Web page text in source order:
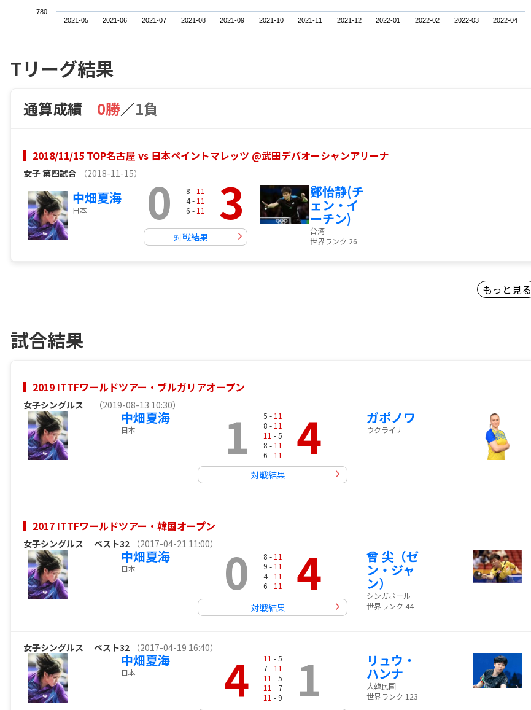
2021-05 2021-06 2021-07 2021-08 2021-09 2021-10 2021-11 2021-12 2022-01 2022-02 2022-03 2022-04
780
Tリーグ結果
通算成績 0勝／1負
2018/11/15 TOP名古屋 vs 日本ペイントマレッツ @武田デバオーシャンアリーナ
女子第四試合 （2018-11-15）
中畑夏海
日本 0 8 - 11
4 - 11
6 - 11 3
対戦結果
鄭怡静(チ
ェン・イ
ーチン)
台湾
世界ランク 26
もっと見る
試合結果
2019 ITTFワールドツアー・ブルガリアオープン
女子シングルス （2019-08-13 10:30）
中畑夏海
日本 1 5 - 11
8 - 11
11 - 5
8 - 11
6 - 11 4
対戦結果
ガポノワ
ウクライナ
2017 ITTFワールドツアー・韓国オープン
女子シングルス ベスト32 （2017-04-21 11:00）
中畑夏海
日本 0 8 - 11
9 - 11
4 - 11
6 - 11 4
対戦結果
曾 尖（ゼ
ン・ジャ
ン）
シンガポール
世界ランク 44
女子シングルス ベスト32 （2017-04-19 16:40）
中畑夏海
日本 4 11 - 5
7 - 11
11 - 5
11 - 7
11 - 9 1 リュウ・
ハンナ
大韓民国
世界ランク 123